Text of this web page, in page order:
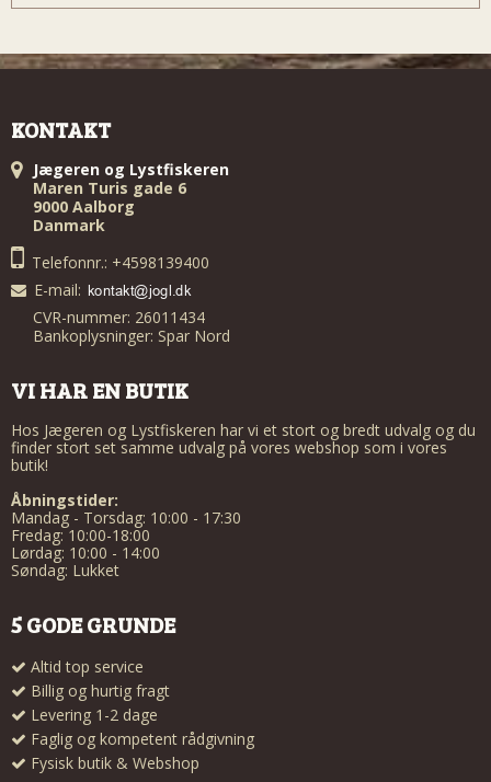
KONTAKT
Jægeren og Lystfiskeren
Maren Turis gade 6
9000 Aalborg
Danmark
Telefonnr.: +4598139400
E-mail:
CVR-nummer: 26011434
Bankoplysninger: Spar Nord
VI HAR EN BUTIK
Hos Jægeren og Lystfiskeren har vi et stort og bredt udvalg og du
finder stort set samme udvalg på vores webshop som i vores
butik!
Åbningstider:
Mandag - Torsdag: 10:00 - 17:30
Fredag: 10:00-18:00
Lørdag: 10:00 - 14:00
Søndag: Lukket
5 GODE GRUNDE
Altid top service
Billig og hurtig fragt
Levering 1-2 dage
Faglig og kompetent rådgivning
Fysisk butik & Webshop